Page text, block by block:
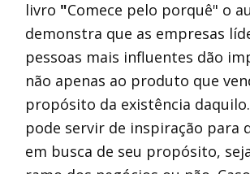
livro "Comece pelo porquê" o
demonstra que as empresas
pessoas mais influentes dão
não apenas ao produto que
propósito da existência
pode servir de inspiração para
em busca de seu propósito,